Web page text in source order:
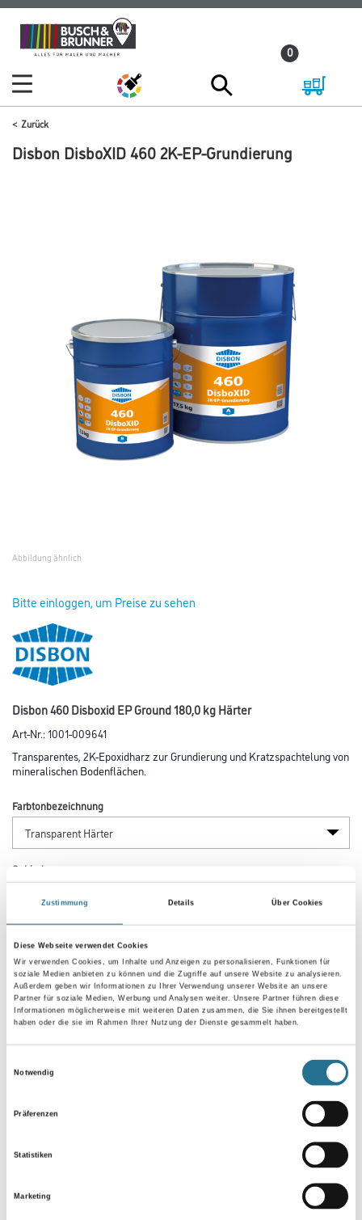
Zustimmung Details Über Cookies
Diese Webseite verwendet Cookies
Wir verwenden Cookies, um Inhalte und Anzeigen zu personalisieren, Funktionen für
soziale Medien anbieten zu können und die Zugriffe auf unsere Website zu analysieren.
Außerdem geben wir Informationen zu Ihrer Verwendung unserer Website an unsere
Partner für soziale Medien, Werbung und Analysen weiter. Unsere Partner führen diese
Informationen möglicherweise mit weiteren Daten zusammen, die Sie ihnen bereitgestellt
haben oder die sie im Rahmen Ihrer Nutzung der Dienste gesammelt haben.
Notwendig
Präferenzen
Statistiken
Marketing
Zum
Inhalt
Zum
Navigationsmenü
0
Zurück
Disbon DisboXID 460 2K-EP-Grundierung
Abbildung ähnlich
Bitte einloggen, um Preise zu sehen
Disbon 460 Disboxid EP Ground 180,0 kg Härter
Art-Nr.:1001-009641
Transparentes, 2K-Epoxidharz zur Grundierung und Kratzspachtelung von
mineralischen Bodenflächen.
Farbtonbezeichnung
Gebinde
Umrechnungsfaktoren
PRODUKTEIGENSCHAFTEN
Produkteigenschaft